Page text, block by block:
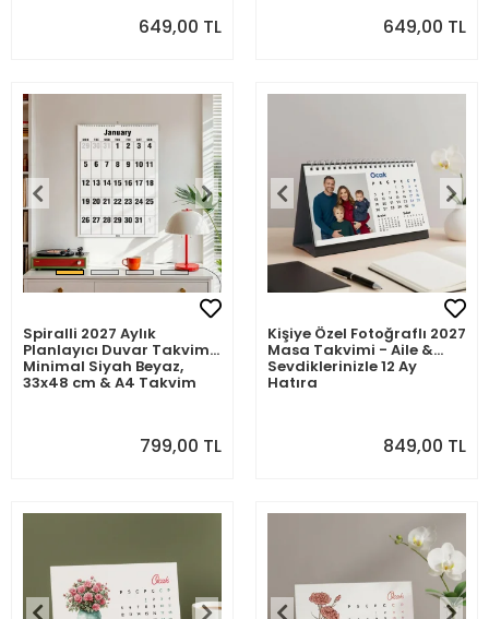
649,00 TL 649,00 TL
Spiralli 2027 Aylık
Planlayıcı Duvar Takvimi,
Minimal Siyah Beyaz,
33x48 cm & A4 Takvim
799,00 TL
Kişiye Özel Fotoğraflı 2027
Masa Takvimi - Aile &
Sevdiklerinizle 12 Ay
Hatıra
849,00 TL